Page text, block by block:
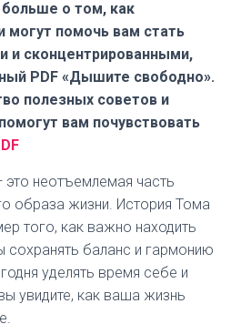
больше о том, как
могут помочь вам стать
и сконцентрированными,
PDF «Дышите свободно».
полезных советов и
вам почувствовать
неотъемлемая часть
образа жизни. История Тома
того, как важно находить
сохранять баланс и гармонию
уделять время себе и
увидите, как ваша жизнь